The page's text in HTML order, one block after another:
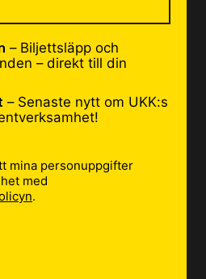
– Biljettsläpp och
– direkt till din
– Senaste nytt om UKK:s
mina personuppgifter
med
.